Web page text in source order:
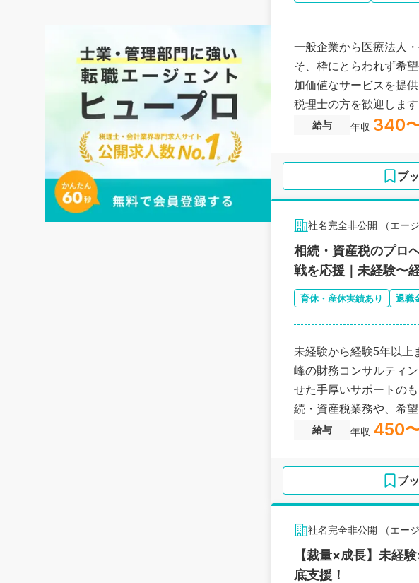
一般企業から医療法人
そ、枠にとらわれず希
加価値なサービスを提
税理士の方を歓迎しま
給与 年収 340
ブ
社名完全非公開 （エー
相続・資産税のプロ
戦を応援｜未経験〜
育休・産休実績あり 退職
未経験から経験5年以上
峰の財務コンサルティ
せた手厚いサポートの
続・資産税業務や、希
給与 年収 450
ブ
社名完全非公開 （エー
【裁量×成長】未経
底支援！